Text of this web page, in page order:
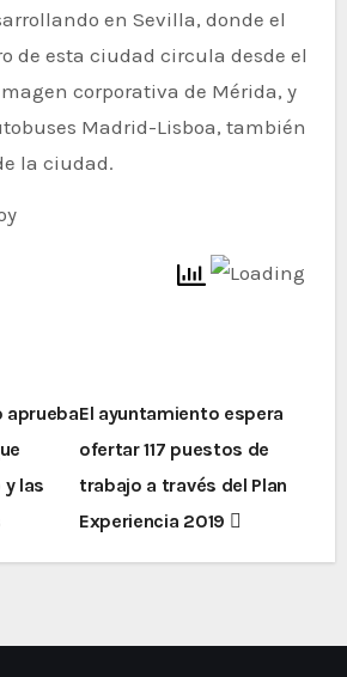
en Sevilla, donde el
de esta ciudad circula desde el
corporativa de Mérida, y
Madrid-Lisboa, también
la ciudad.
aprueba
las
El ayuntamiento espera
ofertar 117 puestos de
trabajo a través del Plan
Experiencia 2019